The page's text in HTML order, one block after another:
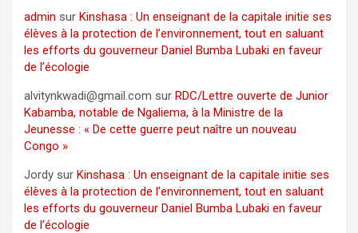
admin sur Kinshasa : Un enseignant de la capitale initie ses
élèves à la protection de l’environnement, tout en saluant
les efforts du gouverneur Daniel Bumba Lubaki en faveur
de l’écologie
alvitynkwadi@gmail.com sur RDC/Lettre ouverte de Junior
Kabamba, notable de Ngaliema, à la Ministre de la
Jeunesse : « De cette guerre peut naître un nouveau
Congo »
Jordy sur Kinshasa : Un enseignant de la capitale initie ses
élèves à la protection de l’environnement, tout en saluant
les efforts du gouverneur Daniel Bumba Lubaki en faveur
de l’écologie